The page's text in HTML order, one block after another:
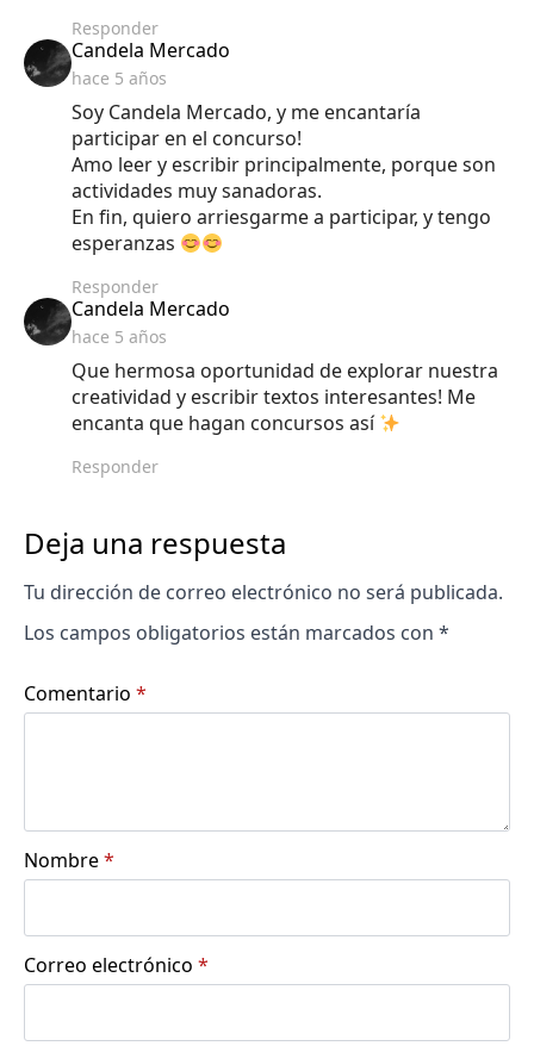
Responder
Candela Mercado
hace 5 años
Soy Candela Mercado, y me encantaría
participar en el concurso!
Amo leer y escribir principalmente, porque son
actividades muy sanadoras.
En fin, quiero arriesgarme a participar, y tengo
esperanzas
Responder
Candela Mercado
hace 5 años
Que hermosa oportunidad de explorar nuestra
creatividad y escribir textos interesantes! Me
encanta que hagan concursos así
Responder
Deja una respuesta
Tu dirección de correo electrónico no será publicada.
Los campos obligatorios están marcados con *
Comentario *
Nombre*
Correo electrónico *